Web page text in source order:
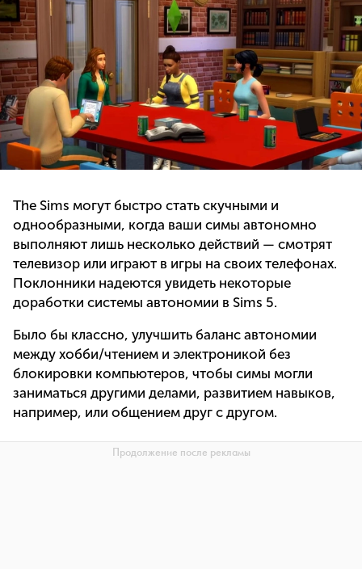
The Sims могут быстро стать скучными и
однообразными, когда ваши симы автономно
выполняют лишь несколько действий — смотрят
телевизор или играют в игры на своих телефонах.
Поклонники надеются увидеть некоторые
доработки системы автономии в Sims 5.
Было бы классно, улучшить баланс автономии
между хобби/чтением и электроникой без
блокировки компьютеров, чтобы симы могли
заниматься другими делами, развитием навыков,
например, или общением друг с другом.